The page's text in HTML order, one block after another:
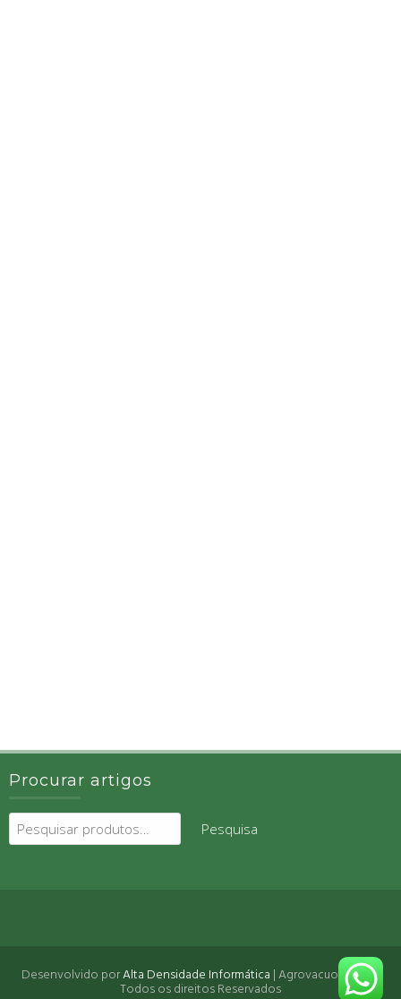
Procurar artigos
Pesquisar
por:
Pesquisa
Desenvolvido porAlta Densidade Informática | Agrovacuo 2026 ©
Todos os direitos Reservados